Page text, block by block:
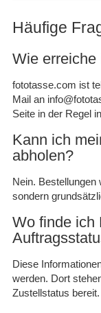
Häufige
Wie
fototasse.com ist
Mail an
Seite in der Regel
Kann ich
abholen?
Nein. Bestellungen
sondern
Wo finde ich
Diese
werden. Dort
Zustellstatus bereit.